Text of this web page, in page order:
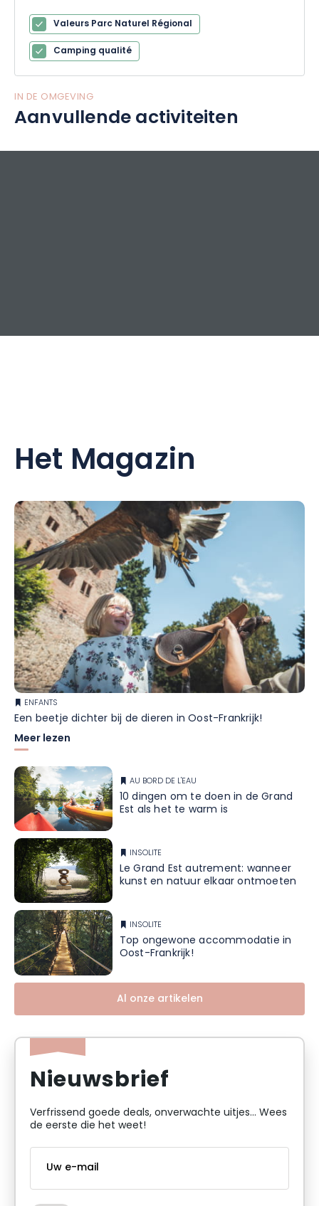
Valeurs Parc Naturel Régional
Camping qualité
IN DE OMGEVING
Aanvullende activiteiten
Het Magazin
ENFANTS
Een beetje dichter bij de dieren in Oost-Frankrijk!
Meer lezen
AU BORD DE L'EAU
10 dingen om te doen in de Grand
Est als het te warm is
INSOLITE
Le Grand Est autrement: wanneer
kunst en natuur elkaar ontmoeten
INSOLITE
Top ongewone accommodatie in
Oost-Frankrijk!
Al onze artikelen
Nieuwsbrief
Verfrissend goede deals, onverwachte uitjes... Wees
de eerste die het weet!